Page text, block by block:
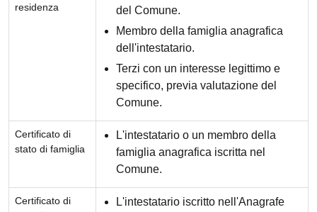
residenza
del Comune.
Membro della famiglia anagrafica
dell'intestatario.
Terzi con un interesse legittimo e
specifico, previa valutazione del
Comune.
Certificato di
stato di famiglia
L'intestatario o un membro della
famiglia anagrafica iscritta nel
Comune.
Certificato di
L'intestatario iscritto nell'Anagrafe